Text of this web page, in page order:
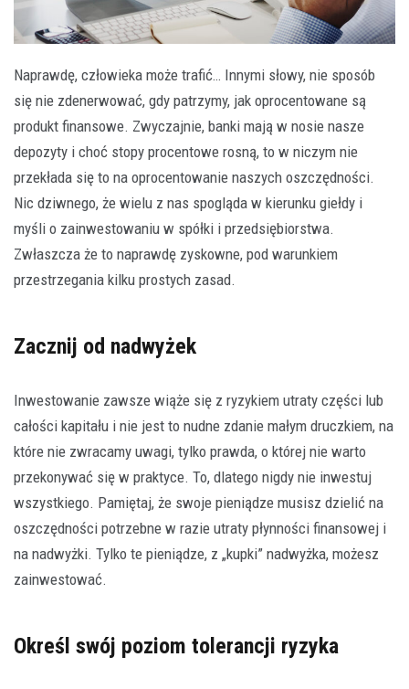
Naprawdę, człowieka może trafić… Innymi słowy, nie sposób
się nie zdenerwować, gdy patrzymy, jak oprocentowane są
produkt finansowe. Zwyczajnie, banki mają w nosie nasze
depozyty i choć stopy procentowe rosną, to w niczym nie
przekłada się to na oprocentowanie naszych oszczędności.
Nic dziwnego, że wielu z nas spogląda w kierunku giełdy i
myśli o zainwestowaniu w spółki i przedsiębiorstwa.
Zwłaszcza że to naprawdę zyskowne, pod warunkiem
przestrzegania kilku prostych zasad.
Zacznij od nadwyżek
Inwestowanie zawsze wiąże się z ryzykiem utraty części lub
całości kapitału i nie jest to nudne zdanie małym druczkiem, na
które nie zwracamy uwagi, tylko prawda, o której nie warto
przekonywać się w praktyce. To, dlatego nigdy nie inwestuj
wszystkiego. Pamiętaj, że swoje pieniądze musisz dzielić na
oszczędności potrzebne w razie utraty płynności finansowej i
na nadwyżki. Tylko te pieniądze, z „kupki” nadwyżka, możesz
zainwestować.
Określ swój poziom tolerancji ryzyka